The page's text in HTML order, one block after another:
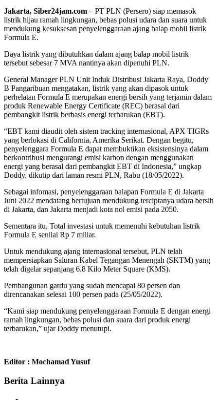
Jakarta, Siber24jam.com – PT PLN (Persero) siap memasok
listrik hijau ramah lingkungan, bebas polusi udara dan suara untuk
mendukung kesuksesan penyelenggaraan ajang balap mobil listrik
Formula E.
Daya listrik yang dibutuhkan dalam ajang balap mobil listrik
tersebut sebesar 7 MVA nantinya akan dipenuhi PLN.
General Manager PLN Unit Induk Distribusi Jakarta Raya, Doddy
B Pangaribuan mengatakan, listrik yang akan dipasok untuk
perhelatan Formula E merupakan energi bersih yang terjamin dalam
produk Renewable Energy Certificate (REC) berasal dari
pembangkit listrik berbasis energi terbarukan (EBT).
“EBT kami diaudit oleh sistem tracking internasional, APX TIGRs
yang berlokasi di California, Amerika Serikat. Dengan begitu,
penyelenggara Formula E dapat membuktikan eksistensinya dalam
berkontribusi mengurangi emisi karbon dengan menggunakan
energi yang berasal dari pembangkit EBT di Indonesia,” ungkap
Doddy, dikutip dari laman resmi PLN, Rabu (18/05/2022).
Sebagai infomasi, penyelenggaraan balapan Formula E di Jakarta
Juni 2022 mendatang bertujuan mendukung terciptanya udara bersih
di Jakarta, dan Jakarta menjadi kota nol emisi pada 2050.
Sementara itu, Total investasi untuk memenuhi kebutuhan listrik
Formula E senilai Rp 7 miliar.
Untuk mendukung ajang internasional tersebut, PLN telah
mempersiapkan Saluran Kabel Tegangan Menengah (SKTM) yang
telah digelar sepanjang 6.8 Kilo Meter Square (KMS).
Pembangunan gardu yang sudah mencapai 80 persen dan
direncanakan selesai 100 persen pada (25/05/2022).
“Kami siap mendukung penyelenggaraan Formula E dengan energi
ramah lingkungan, bebas polusi dan suara dari produk energi
terbarukan,” ujar Doddy menutupi.
Editor : Mochamad Yusuf
Berita Lainnya